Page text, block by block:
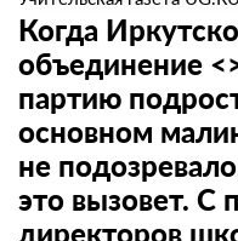
Когда
объединение
партию
основном
не
это вызовет. С
директоров